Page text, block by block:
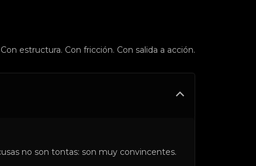
estructura. Con fricción. Con salida a acción.
no son tontas: son muy convincentes.